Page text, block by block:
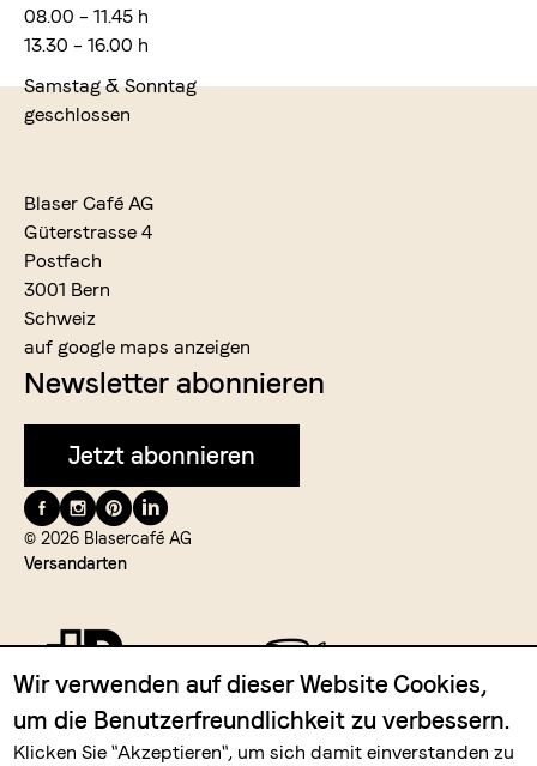
08.00 – 11.45 h
13.30 – 16.00 h
Samstag & Sonntag
geschlossen
Blaser Café AG
Güterstrasse 4
Postfach
3001 Bern
Schweiz
auf google maps anzeigen
Newsletter abonnieren
Jetzt abonnieren
Folge
uns
auf
© 2026 Blasercafé AG
Versandarten
Zahlungsmittel
Wir verwenden auf dieser Website Cookies,
um die Benutzerfreundlichkeit zu verbessern.
Klicken Sie "Akzeptieren", um sich damit einverstanden zu